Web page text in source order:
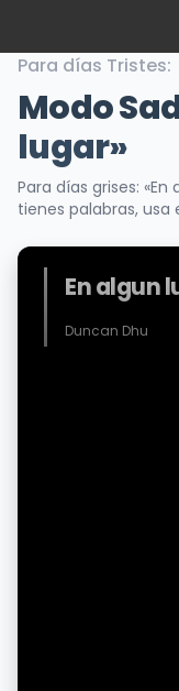
Para días Tristes:
Modo
lugar»
Para días grises:
tienes palabras,
En algun
Duncan Dhu